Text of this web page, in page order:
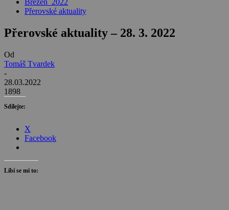
Březen_2022
Přerovské aktuality
Přerovské aktuality – 28. 3. 2022
Od
Tomáš Tvardek
-
28.03.2022
1898
Sdílejte:
X
Facebook
Líbí se mi to: